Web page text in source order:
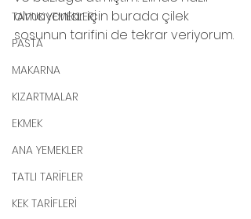
TAVUK YEMEKLERİ
PASTA
MAKARNA
KIZARTMALAR
EKMEK
ANA YEMEKLER
TATLI TARİFLER
KEK TARİFLERİ
olmayanlar için burada çilek
sosunun tarifini de tekrar veriyorum.